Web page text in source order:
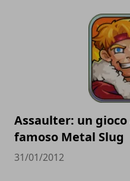
Assaulter: un
famoso Metal Slug
31/01/2012